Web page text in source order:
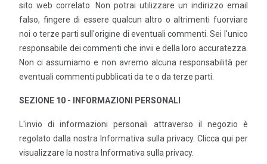
sito web correlato. Non potrai utilizzare un indirizzo email
falso, fingere di essere qualcun altro o altrimenti fuorviare
noi o terze parti sull'origine di eventuali commenti. Sei l'unico
responsabile dei commenti che invii e della loro accuratezza.
Non ci assumiamo e non avremo alcuna responsabilità per
eventuali commenti pubblicati da te o da terze parti.
SEZIONE 10 - INFORMAZIONI PERSONALI
L'invio di informazioni personali attraverso il negozio è
regolato dalla nostra Informativa sulla privacy. Clicca qui per
visualizzare la nostra Informativa sulla privacy.